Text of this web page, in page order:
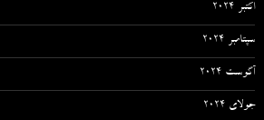
اکتبر 2024
سپتامبر 2024
آگوست 2024
جولای 2024